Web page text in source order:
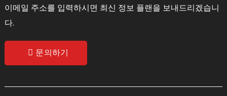
이메일 주소를 입력하시면 최신 정보 플랜을 보내드리겠습니
다.
문의하기